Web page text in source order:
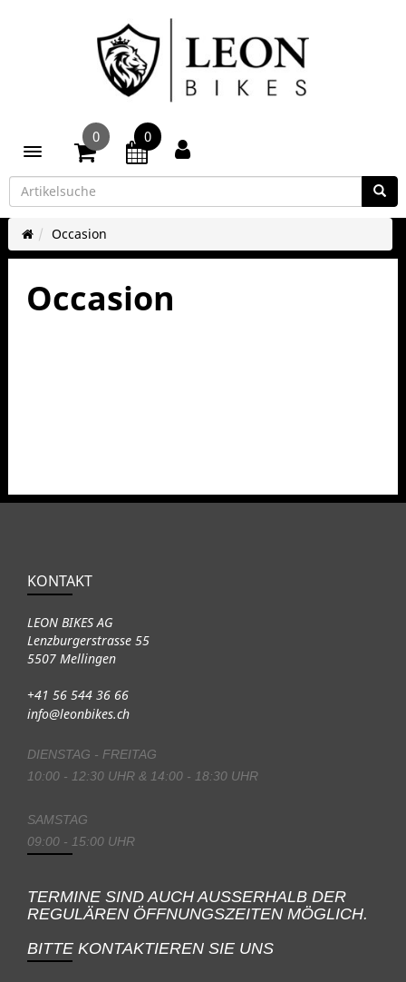
Toggle navigation
0 0
Occasion
Occasion
KONTAKT
LEON BIKES AG
Lenzburgerstrasse 55
5507 Mellingen
+41 56 544 36 66
info@leonbikes.ch
DIENSTAG - FREITAG
10:00 - 12:30 UHR & 14:00 - 18:30 UHR
SAMSTAG
09:00 - 15:00 UHR
TERMINE SIND AUCH AUSSERHALB DER
REGULÄREN ÖFFNUNGSZEITEN MÖGLICH.
BITTE KONTAKTIEREN SIE UNS